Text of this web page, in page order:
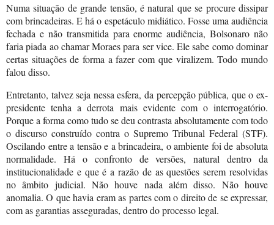
Numa situação de grande tensão, é natural que se procure dissipar
com brincadeiras. E há o espetáculo midiático. Fosse uma audiência
fechada e não transmitida para enorme audiência, Bolsonaro não
faria piada ao chamar Moraes para ser vice. Ele sabe como dominar
certas situações de forma a fazer com que viralizem. Todo mundo
falou disso.
Entretanto, talvez seja nessa esfera, da percepção pública, que o ex-
presidente tenha a derrota mais evidente com o interrogatório.
Porque a forma como tudo se deu contrasta absolutamente com todo
o discurso construído contra o Supremo Tribunal Federal (STF).
Oscilando entre a tensão e a brincadeira, o ambiente foi de absoluta
normalidade. Há o confronto de versões, natural dentro da
institucionalidade e que é a razão de as questões serem resolvidas
no âmbito judicial. Não houve nada além disso. Não houve
anomalia. O que havia eram as partes com o direito de se expressar,
com as garantias asseguradas, dentro do processo legal.